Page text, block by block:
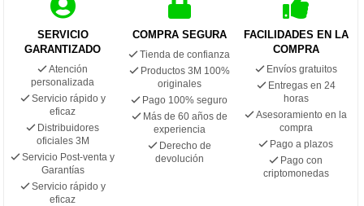
SERVICIO
GARANTIZADO
Atención
personalizada
Servicio rápido y
eficaz
Distribuidores
oficiales 3M
Servicio Post-venta y
Garantías
Servicio rápido y
eficaz
COMPRA SEGURA
Tienda de confianza
Productos 3M 100%
originales
Pago 100% seguro
Más de 60 años de
experiencia
Derecho de
devolución
FACILIDADES EN LA
COMPRA
Envíos gratuitos
Entregas en 24
horas
Asesoramiento en la
compra
Pago a plazos
Pago con
criptomonedas